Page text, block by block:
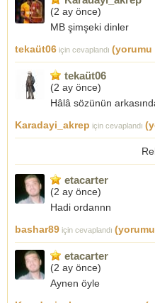
(2 ay önce)
MB şimşeki dinler
tekaüt06 için cevaplandı (yorumu
tekaüt06
(2 ay önce)
Hâlâ sözünün
Karadayi_akrep için cevaplandı
etacarter
(2 ay önce)
Hadi ordannn
bashar89 için cevaplandı
etacarter
(2 ay önce)
Aynen öyle